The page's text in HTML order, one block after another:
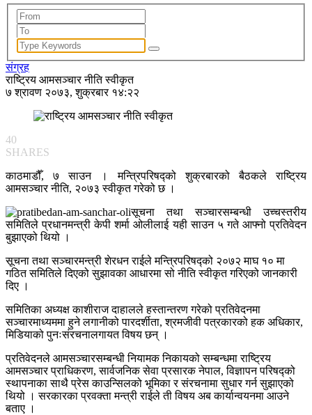
संग्रह
राष्ट्रिय आमसञ्चार नीति स्वीकृत
७ श्रावण २०७३, शुक्रबार १४:२२
40
SHARES
काठमाडौँ, ७ साउन । मन्त्रिपरिषद्को शुक्रबारको बैठकले राष्ट्रिय
आमसञ्चार नीति, २०७३ स्वीकृत गरेको छ ।
सूचना तथा सञ्चारसम्बन्धी उच्चस्तरीय
समितिले प्रधानमन्त्री केपी शर्मा ओलीलाई यही साउन ५ गते आफ्नो प्रतिवेदन
बुझाएको थियो ।
सूचना तथा सञ्चारमन्त्री शेरधन राईले मन्त्रिपरिषद्को २०७२ माघ १० मा
गठित समितिले दिएको सुझावका आधारमा सो नीति स्वीकृत गरिएको जानकारी
दिए ।
समितिका अध्यक्ष काशीराज दाहालले हस्तान्तरण गरेको प्रतिवेदनमा
सञ्चारमाध्यममा हुने लगानीको पारदर्शीता, श्रमजीवी पत्रकारको हक अधिकार,
मिडियाको पुनःसंरचनालगायत विषय छन् ।
प्रतिवेदनले आमसञ्चारसम्बन्धी नियामक निकायको सम्बन्धमा राष्ट्रिय
आमसञ्चार प्राधिकरण, सार्वजनिक सेवा प्रसारक नेपाल, विज्ञापन परिषद्को
स्थापनाका साथै प्रेस काउन्सिलको भूमिका र संरचनामा सुधार गर्न सुझाएको
थियो । सरकारका प्रवक्ता मन्त्री राईले ती विषय अब कार्यान्वयनमा आउने
बताए ।